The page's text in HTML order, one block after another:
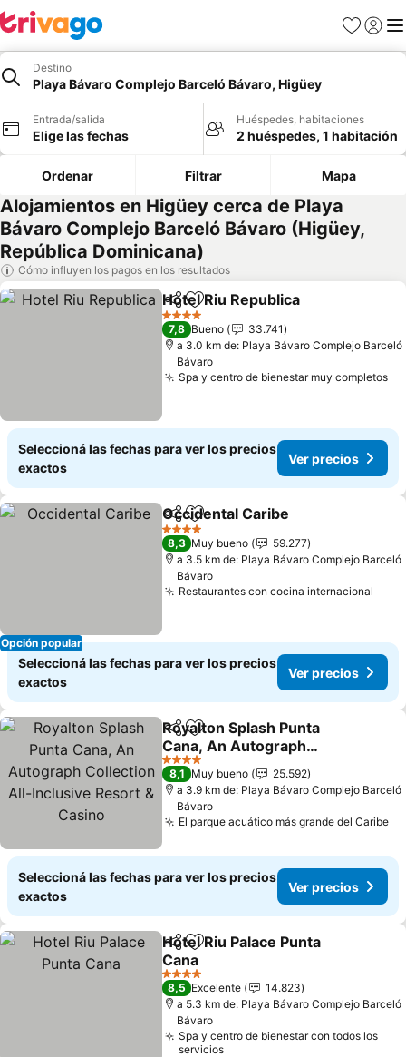
Favoritos
Iniciar
Destino
Playa Bávaro Complejo Barceló Bávaro, Higüey
Entrada/salida
Elige las fechas
Huéspedes, habitaciones
2 huéspedes, 1 habitación
Ordenar Filtrar Mapa
Alojamientos en Higüey cerca de Playa
Bávaro Complejo Barceló Bávaro (Higüey,
República Dominicana)
Cómo influyen los pagos en los resultados
CompartirAñadir a favoritos
Hotel Riu Republica
4 Estrellas
7,8 Bueno
33.741
a 3.0 km de: Playa Bávaro Complejo Barceló
Bávaro
Spa y centro de bienestar muy completos
Seleccioná las fechas para ver los precios
exactos
Ver precios
Opción popular
CompartirAñadir a favoritos
Occidental Caribe
4 Estrellas
8,3 Muy bueno
59.277
a 3.5 km de: Playa Bávaro Complejo Barceló
Bávaro
Restaurantes con cocina internacional
Seleccioná las fechas para ver los precios
exactos
Ver precios
CompartirAñadir a favoritos
Royalton Splash Punta
Cana, An Autograph
Collection All-Inclusive
Resort & Casino
4 Estrellas
8,1 Muy bueno
25.592
a 3.9 km de: Playa Bávaro Complejo Barceló
Bávaro
El parque acuático más grande del Caribe
Seleccioná las fechas para ver los precios
exactos
Ver precios
CompartirAñadir a favoritos
Hotel Riu Palace Punta
Cana
4 Estrellas
8,5 Excelente
14.823
a 5.3 km de: Playa Bávaro Complejo Barceló
Bávaro
Spa y centro de bienestar con todos los
servicios